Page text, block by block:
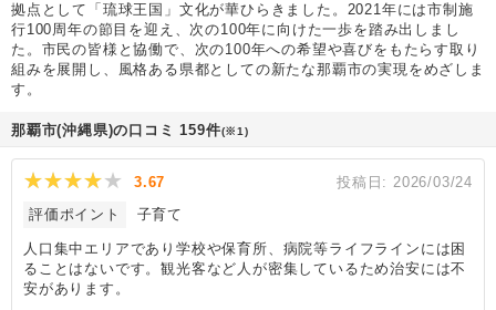
拠点として「琉球王国」文化が華ひらきました。2021年には市制施
行100周年の節目を迎え、次の100年に向けた一歩を踏み出しまし
た。市民の皆様と協働で、次の100年への希望や喜びをもたらす取り
組みを展開し、風格ある県都としての新たな那覇市の実現をめざしま
す。
那覇市(沖縄県)の口コミ 159件(※1)
3.67 投稿日: 2026/03/24
評価ポイント
子育て
人口集中エリアであり学校や保育所、病院等ライフラインには困
ることはないです。観光客など人が密集しているため治安には不
安があります。